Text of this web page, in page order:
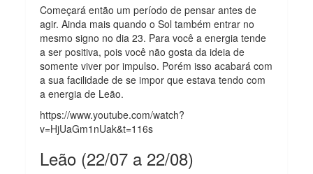
Começará então um período de pensar antes de
agir. Ainda mais quando o Sol também entrar no
mesmo signo no dia 23. Para você a energia tende
a ser positiva, pois você não gosta da ideia de
somente viver por impulso. Porém isso acabará com
a sua facilidade de se impor que estava tendo com
a energia de Leão.
https://www.youtube.com/watch?
v=HjUaGm1nUak&t=116s
Leão (22/07 a 22/08)